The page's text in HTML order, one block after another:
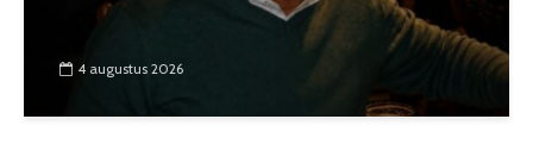
4 augustus 2026